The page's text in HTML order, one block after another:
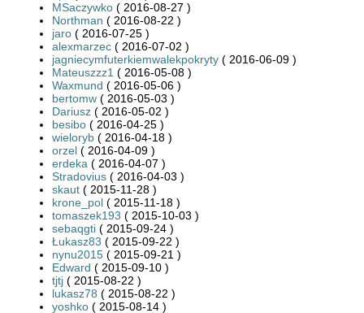
MSaczywko ( 2016-08-27 )
Northman ( 2016-08-22 )
jaro ( 2016-07-25 )
alexmarzec ( 2016-07-02 )
jagniecymfuterkiemwalekpokryty ( 2016-06-09 )
Mateuszzz1 ( 2016-05-08 )
Waxmund ( 2016-05-06 )
bertomw ( 2016-05-03 )
Dariusz ( 2016-05-02 )
besibo ( 2016-04-25 )
wieloryb ( 2016-04-18 )
orzel ( 2016-04-09 )
erdeka ( 2016-04-07 )
Stradovius ( 2016-04-03 )
skaut ( 2015-11-28 )
krone_pol ( 2015-11-18 )
tomaszek193 ( 2015-10-03 )
sebaqgti ( 2015-09-24 )
Łukasz83 ( 2015-09-22 )
nynu2015 ( 2015-09-21 )
Edward ( 2015-09-10 )
tjtj ( 2015-08-22 )
lukasz78 ( 2015-08-22 )
yoshko ( 2015-08-14 )